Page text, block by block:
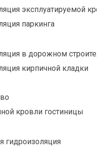
эксплуатируемой
паркинга
в дорожном
кирпичной кладки
кровли гостиницы
гидроизоляция